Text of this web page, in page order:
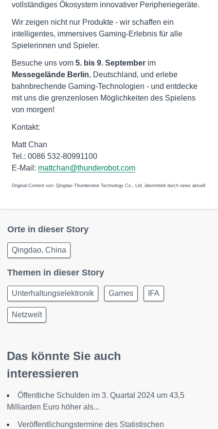
vollständiges Ökosystem innovativer Peripheriegeräte.
Wir zeigen nicht nur Produkte - wir schaffen ein
intelligentes, immersives Gaming-Erlebnis für alle
Spielerinnen und Spieler.
Besuche uns vom 5. bis 9. September im
Messegelände Berlin, Deutschland, und erlebe
bahnbrechende Gaming-Technologien - und entdecke
mit uns die grenzenlosen Möglichkeiten des Spielens
von morgen!
Kontakt:
Matt Chan
Tel.: 0086 532-80991100
E-Mail: mattchan@thunderobot.com
Original-Content von: Qingdao Thunderobot Technology Co., Ltd, übermittelt durch news aktuell
Orte in dieser Story
Qingdao, China
Themen in dieser Story
Unterhaltungselektronik Games IFA
Netzwelt
Das könnte Sie auch
interessieren
Öffentliche Schulden im 3. Quartal 2024 um 43,5
Milliarden Euro höher als...
Veröffentlichungstermine des Statistischen